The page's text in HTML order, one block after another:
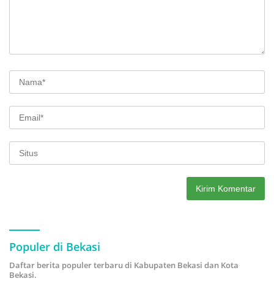
Populer di Bekasi
Daftar berita populer terbaru di Kabupaten Bekasi dan Kota
Bekasi.